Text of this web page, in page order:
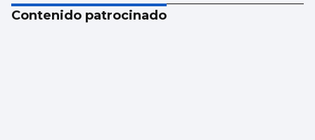
Contenido patrocinado